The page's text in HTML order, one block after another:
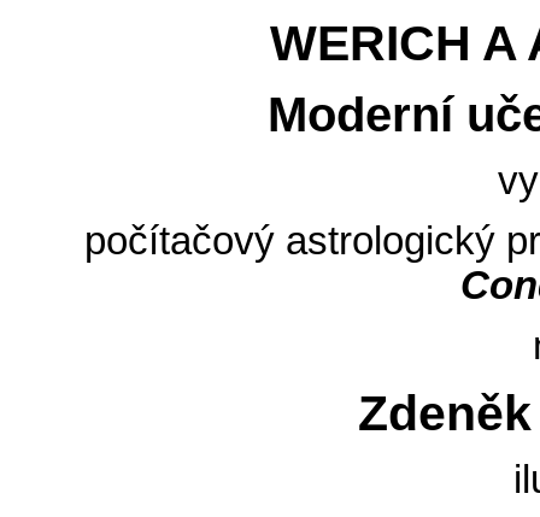
WERICH A
Moderní
počítačový astrologický